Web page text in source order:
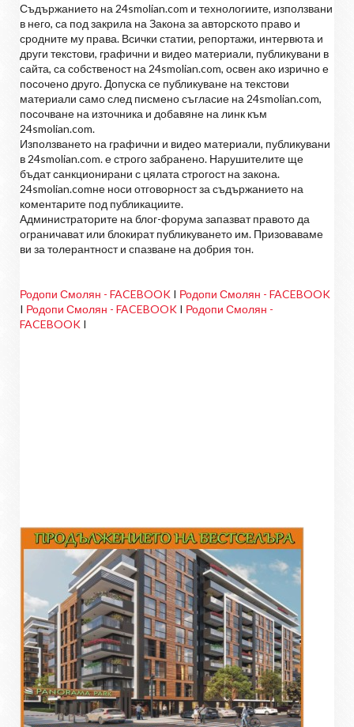
Съдържанието на 24smolian.com и технологиите, използвани
в него, са под закрила на Закона за авторското право и
сродните му права. Всички статии, репортажи, интервюта и
други текстови, графични и видео материали, публикувани в
сайта, са собственост на 24smolian.com, освен ако изрично е
посочено друго. Допуска се публикуване на текстови
материали само след писмено съгласие на 24smolian.com,
посочване на източника и добавяне на линк към
24smolian.com.
Използването на графични и видео материали, публикувани
в 24smolian.com. е строго забранено. Нарушителите ще
бъдат санкционирани с цялата строгост на закона.
24smolian.comне носи отговорност за съдържанието на
коментарите под публикациите.
Администраторите на блог-форума запазват правото да
ограничават или блокират публикуването им. Призоваваме
ви за толерантност и спазване на добрия тон.
Родопи Смолян - FACEBOOK I Родопи Смолян - FACEBOOK
I Родопи Смолян - FACEBOOK I Родопи Смолян -
FACEBOOK I